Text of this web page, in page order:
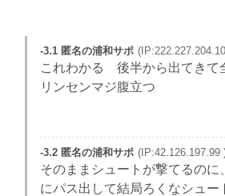
-3.1 匿名の浦和サポ
これわかる 後半から出てきて
リンセンマジ腹立つ
-3.2 匿名の浦和サポ (IP:42.126.197.99
そのままシュートが撃てるのに
にパス出して結局ろくなシュー